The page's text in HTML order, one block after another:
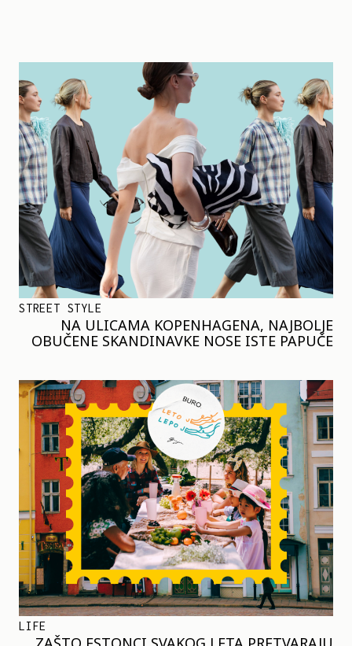
STREET STYLE
NA ULICAMA KOPENHAGENA, NAJBOLJE
OBUČENE SKANDINAVKE NOSE ISTE PAPUČE
LIFE